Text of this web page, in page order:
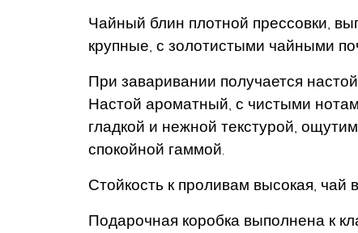
Чайный блин плотной прессовки,
крупные, с золотистыми чайными
При заваривании получается
Настой ароматный, с чистыми
гладкой и нежной текстурой,
спокойной гаммой.
Стойкость к проливам высокая, чай
Подарочная коробка выполнена к